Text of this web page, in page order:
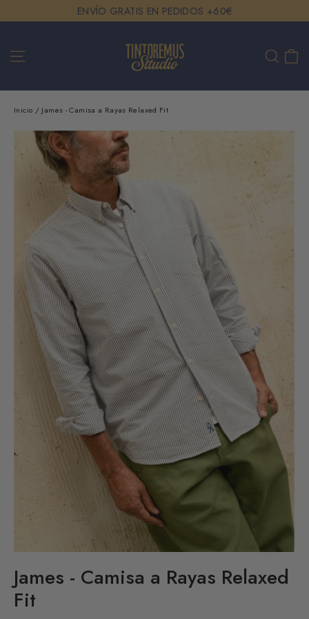
directamente
contenido
ENVÍO GRATIS EN PEDIDOS +60€
Buscar
Inicio / James - Camisa a Rayas Relaxed Fit
James - Camisa a Rayas Relaxed
Fit